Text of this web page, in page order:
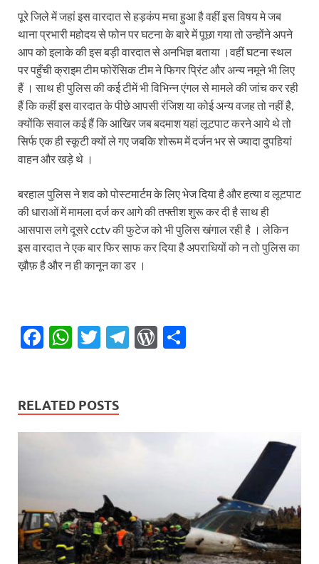
पूरे जिले में जहां इस वारदात से हड़कंप मचा हुआ है वहीं इस विषय मे जब
थाना प्रभारी महोदय से फोन पर घटना के बारे में पूछा गया तो उन्होंने अपने
आप को इलाके की इस बड़ी वारदात से अनभिज्ञ बताया ।वहीं घटना स्थल
पर पहुँची क्राइम टीम फोरेंसिक टीम ने फिगर प्रिंट और अन्य नमूने भी लिए
हैं । साथ ही पुलिस की कई टीमें भी विभिन्न एंगल से मामले की जांच कर रही
हैं कि कहीं इस वारदात के पीछे आपसी रंजिश या कोई अन्य वजह तो नहीं है,
क्योंकि सवाल कई हैं कि आखिर जब बदमाश यहां लूटपाट करने आये थे तो
सिर्फ एक ही स्कूटी क्यों ले गए जबकि शोरूम में दर्जन भर से ज्यादा दुपहियां
वाहन और खड़े थे ।
बरहाल पुलिस ने शव को पोस्टमार्टम के लिए भेज दिया है और हत्या व लूटपाट
की धाराओं में मामला दर्ज कर आगे की तफ्तीश शुरू कर दी है साथ ही
आसपास लगे दूसरे cctv की फुटेज को भी पुलिस खंगाल रही है । लेकिन
इस वारदात ने एक बार फिर साफ कर दिया है अपराधियों को न तो पुलिस का
ख़ौफ़ है और न ही कानून का डर ।
F
b
o
W
s
A
T
er
T
a
W
re
RELATED POSTS